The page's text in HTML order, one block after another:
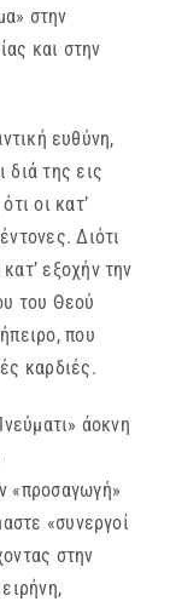
στην
και στην
ευθύνη,
διά της εις
οι κατ’
Διότι
εξοχήν την
του Θεού
που
καρδιές.
άοκνη
«προσαγωγή»
«συνεργοί
στην